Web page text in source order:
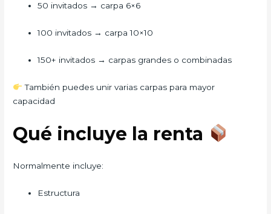
50 invitados → carpa 6×6
100 invitados → carpa 10×10
150+ invitados → carpas grandes o combinadas
También puedes unir varias carpas para mayor
capacidad
Qué incluye la renta
Normalmente incluye:
Estructura